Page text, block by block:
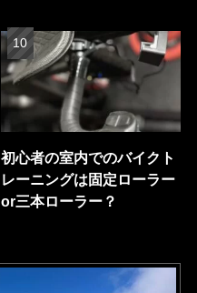
初心者の室内でのバイクト
レーニングは固定ローラー
or三本ローラー？